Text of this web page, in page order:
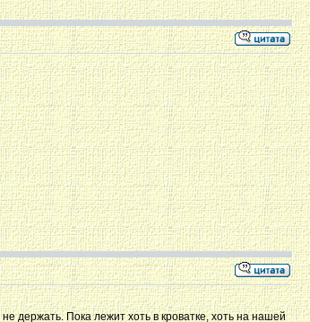
держать. Пока лежит хоть в кроватке, хоть на нашей